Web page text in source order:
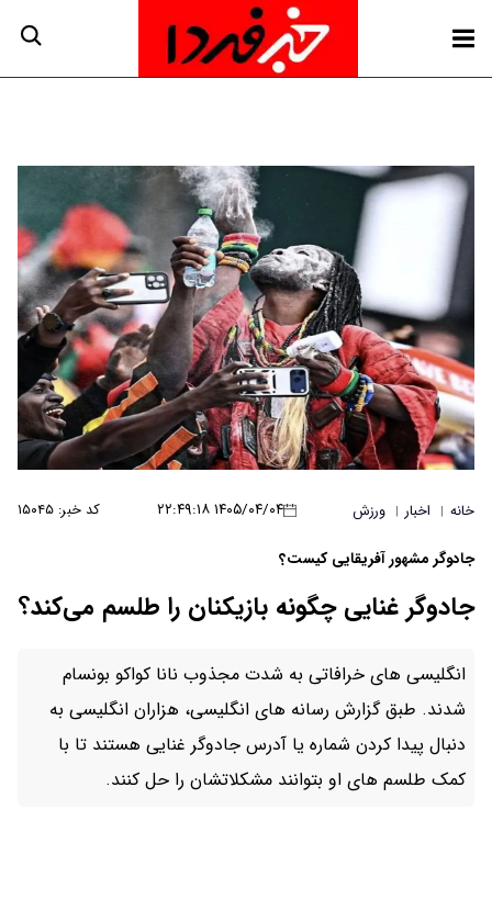
خانه | اخبار | ورزش ۱۴۰۵/۰۴/۰۴ ۲۲:۴۹:۱۸ کد خبر: ۱۵۰۴۵
جادوگر مشهور آفریقایی کیست؟
جادوگر غنایی چگونه بازیکنان را طلسم می‌کند؟
انگلیسی های خرافاتی به شدت مجذوب نانا کواکو بونسام
شدند. طبق گزارش رسانه های انگلیسی، هزاران انگلیسی به
دنبال پیدا کردن شماره یا آدرس جادوگر غنایی هستند تا با
کمک طلسم های او بتوانند مشکلاتشان را حل کنند.